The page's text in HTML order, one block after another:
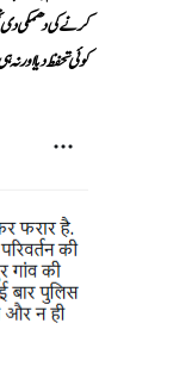
کرنے کی دھمکی دی
کوئی تحفظ دیا اور